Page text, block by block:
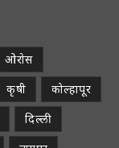
ओरोस
कृषी
कोल्हापूर
दिल्ली